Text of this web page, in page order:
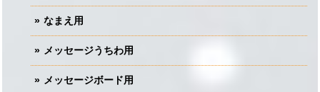
なまえ用
メッセージうちわ用
メッセージボード用